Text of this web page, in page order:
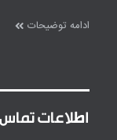
ادامه توضیحات
اطلاعات تماس